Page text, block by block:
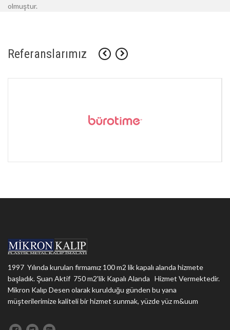
olmuştur.
Referanslarımız
1997 Yılında kurulan firmamız 100 m2 lik kapalı alanda hizmete
başladık. Şuan Aktif 750 m2'lik Kapalı Alanda Hizmet Vermektedir.
Mikron Kalıp Desen olarak kurulduğu günden bu yana
müşterilerimize kaliteli bir hizmet sunmak, yüzde yüz m&uum